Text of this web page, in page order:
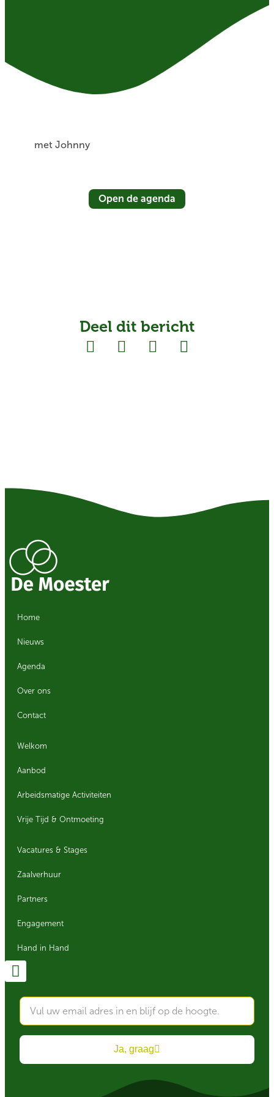
met Johnny
Open de agenda
Deel dit bericht
Home
Nieuws
Agenda
Over ons
Contact
Welkom
Aanbod
Arbeidsmatige Activiteiten
Vrije Tijd & Ontmoeting
Vacatures & Stages
Zaalverhuur
Partners
Engagement
Hand in Hand
Ja, graag